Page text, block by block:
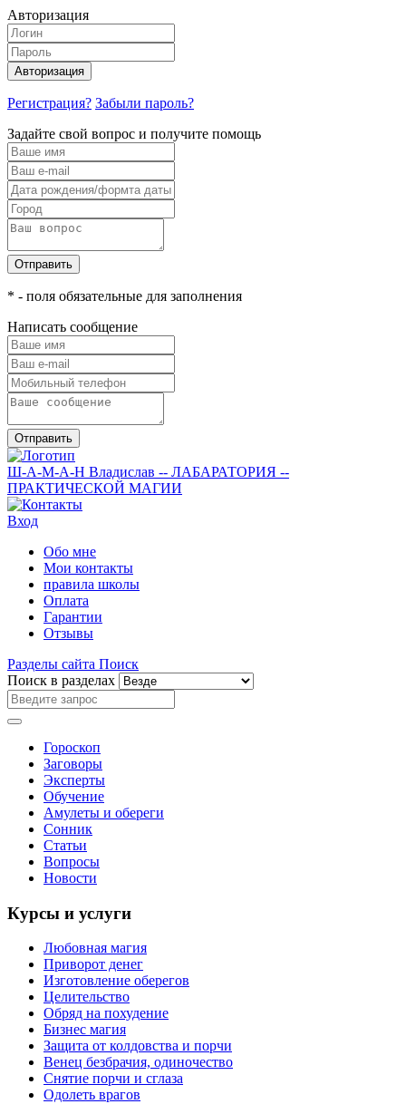
Авторизация
Авторизация
Регистрация? Забыли пароль?
Задайте свой вопрос и получите помощь
Отправить
* - поля обязательные для заполнения
Написать сообщение
Отправить
Ш-А-М-А-Н Владислав -- ЛАБАРАТОРИЯ --
ПРАКТИЧЕСКОЙ МАГИИ
Вход
Обо мне
Мои контакты
правила школы
Оплата
Гарантии
Отзывы
Разделы сайта Поиск
Поиск в разделах
Гороскоп
Заговоры
Эксперты
Обучение
Амулеты и обереги
Сонник
Статьи
Вопросы
Новости
Курсы и услуги
Любовная магия
Приворот денег
Изготовление оберегов
Целительство
Обряд на похудение
Бизнес магия
Защита от колдовства и порчи
Венец безбрачия, одиночество
Снятие порчи и сглаза
Одолеть врагов